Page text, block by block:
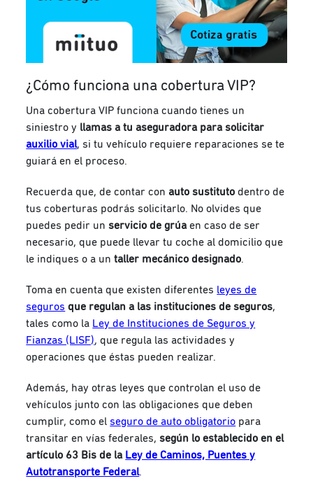
¿Cómo funciona una cobertura VIP?
Una cobertura VIP funciona cuando tienes un
siniestro y llamas a tu aseguradora para solicitar
auxilio vial, si tu vehículo requiere reparaciones se te
guiará en el proceso.
Recuerda que, de contar con auto sustituto dentro de
tus coberturas podrás solicitarlo. No olvides que
puedes pedir unservicio de grúaen caso de ser
necesario, que puede llevar tu coche al domicilio que
le indiques o a untaller mecánico designado.
Toma en cuenta que existen diferentes leyes de
seguros que regulan a las instituciones de seguros,
tales como la Ley de Instituciones de Seguros y
Fianzas (LISF), que regula las actividades y
operaciones que éstas pueden realizar.
Además, hay otras leyes que controlan el uso de
vehículos junto con las obligaciones que deben
cumplir, como elseguro de auto obligatorio para
transitar en vías federales,según lo establecido en el
artículo 63 Bis de la Ley de Caminos, Puentes y
Autotransporte Federal.